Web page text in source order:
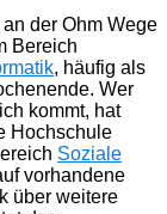
der Ohm Wege
Bereich
, häufig als
Wer
kommt, hat
Hochschule
Soziale
vorhandene
über weitere